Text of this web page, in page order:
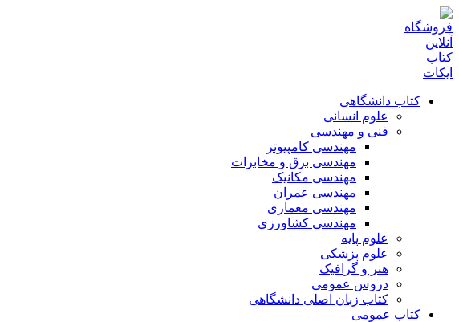
کتاب دانشگاهی
علوم انسانی
فنی و مهندسی
مهندسی کامپیوتر
مهندسی برق و مخابرات
مهندسی مکانیک
مهندسی عمران
مهندسی معماری
مهندسی کشاورزی
علوم پایه
علوم پزشکی
هنر و گرافیک
دروس عمومی
کتاب زبان اصلی دانشگاهی
کتاب عمومی